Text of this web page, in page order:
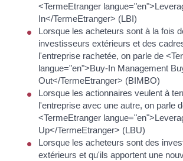
<TermeEtranger
In</TermeEtranger> (LBI)
Lorsque les acheteurs sont à la fois
investisseurs extérieurs et des
l'entreprise rachetée, on parle de
langue="en">Buy-In Management
Out</TermeEtranger> (BIMBO)
Lorsque les actionnaires veulent à
l'entreprise avec une autre, on parle
<TermeEtranger
Up</TermeEtranger> (LBU)
Lorsque les acheteurs sont des
extérieurs et qu'ils apportent une